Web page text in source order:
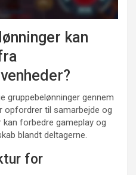
kan
gruppebelønninger gennem
opfordrer til samarbejde og
kan forbedre gameplay og
blandt deltagerne.
for